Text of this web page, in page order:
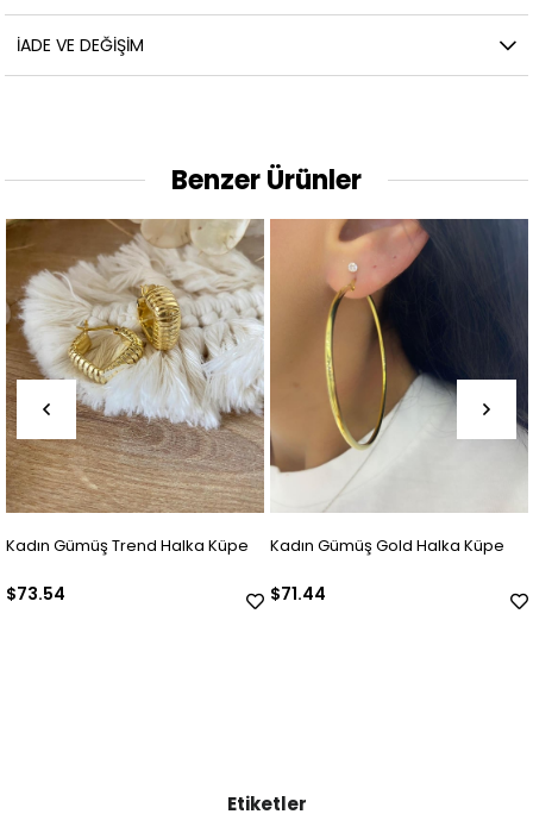
İADE VE DEĞIŞIM
Benzer Ürünler
Kadın Gümüş Gold Halka Küpe
$71.44
Kadın Gümüş Zirkon Taşlı
$42.02
Etiketler